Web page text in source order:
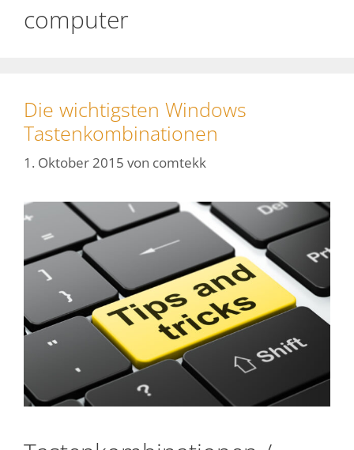
computer
Die wichtigsten Windows
Tastenkombinationen
1. Oktober 2015 von comtekk